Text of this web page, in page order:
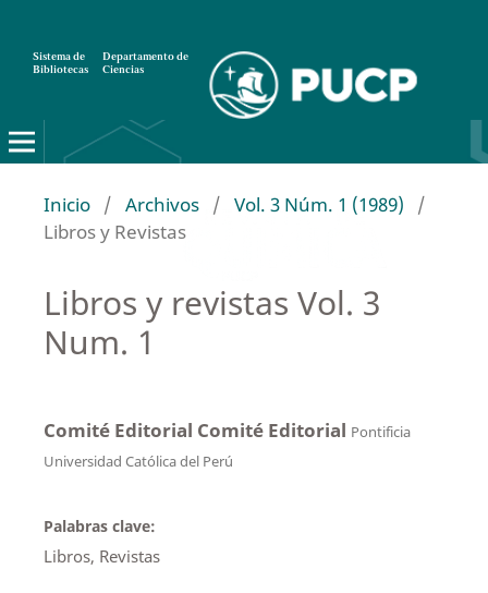
Sistema de
Bibliotecas
Departamento de
Ciencias
Inicio / Archivos / Vol. 3 Núm. 1 (1989)
/
Libros y Revistas
Libros y revistas Vol. 3
Num. 1
Comité Editorial Comité Editorial Pontificia
Universidad Católica del Perú
Palabras clave:
Libros, Revistas